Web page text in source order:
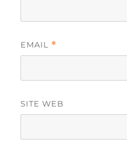
EMAIL *
SITE WEB